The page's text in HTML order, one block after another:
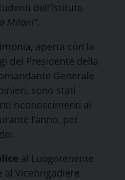
dell’Istituto
Milani”.
aperta con la
del Presidente della
Generale
sono stati
riconoscimenti ai
l’anno, per
al Luogotenente
al Vicebrigadiere